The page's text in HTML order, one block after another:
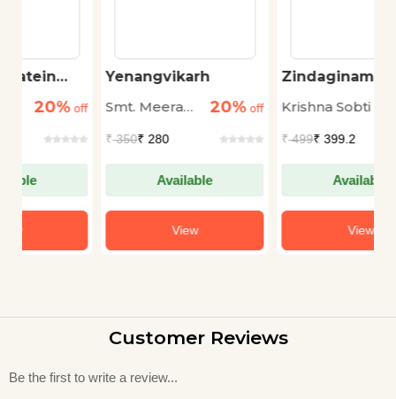
Yenangvikarh
Smt. Meera
20% off
350₹ 280
Zindaginama
Krishna Sobti
20% off
499₹ 399.2
Customer Reviews
Be the first to write a review...